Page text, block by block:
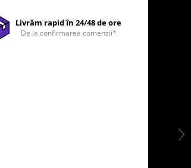
Livrăm rapid în 24/48 de ore
De la confirmarea comenzii*